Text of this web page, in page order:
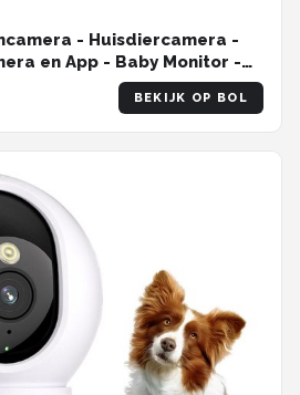
- Huisdiercamera -
en App - Baby Monitor -
BEKIJK OP BOL